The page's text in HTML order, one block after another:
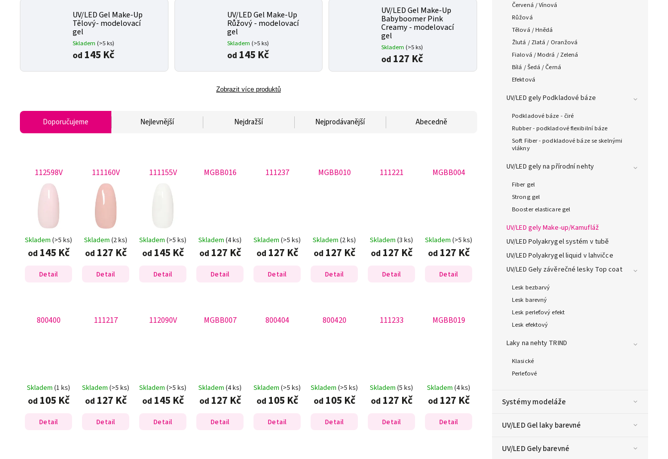
Červená / Vínová
Růžová
Tělová / Hnědá
Žlutá / Zlatá / Oranžová
Fialová / Modrá / Zelená
Bílá / Šedá / Černá
Efektová
UV/LED gely Podkladové báze
Podkladové báze - čiré
Rubber - podkladové flexibilní báze
Soft Fiber - podkladové báze se skelnými
vlákny
UV/LED gely na přírodní nehty
Fiber gel
Strong gel
Booster elasticare gel
UV/LED gely Make-up/Kamufláž
UV/LED Polyakrygel systém v tubě
UV/LED Polyakrygel liquid v lahvičce
UV/LED Gely závěrečné lesky Top coat
Lesk bezbarvý
Lesk barevný
Lesk perleťový efekt
Lesk efektový
Laky na nehty TRIND
Klasické
Perleťové
Systémy modeláže
UV/LED Gel laky barevné
UV/LED Gely barevné
UV/LED Gel Make-Up
Tělový- modelovací
gel
Skladem (>5 ks)
od 145 Kč
UV/LED Gel Make-Up
Růžový - modelovací
gel
Skladem (>5 ks)
od 145 Kč
UV/LED Gel Make-Up
Babyboomer Pink
Creamy - modelovací
gel
Skladem (>5 ks)
od 127 Kč
Zobrazit více produktů
Doporučujeme Nejlevnější Nejdražší Nejprodávanější Abecedně
Skladem (>5 ks)
od 145 Kč
Detail
112598V
Skladem (2 ks)
od 127 Kč
Detail
111160V
Skladem (>5 ks)
od 145 Kč
Detail
111155V
Skladem (4 ks)
od 127 Kč
Detail
MGBB016
Skladem (>5 ks)
od 127 Kč
Detail
111237
Skladem (2 ks)
od 127 Kč
Detail
MGBB010
Skladem (3 ks)
od 127 Kč
Detail
111221
Skladem (>5 ks)
od 127 Kč
Detail
MGBB004
Skladem (1 ks)
od 105 Kč
Detail
800400
Skladem (>5 ks)
od 127 Kč
Detail
111217
Skladem (>5 ks)
od 145 Kč
Detail
112090V
Skladem (4 ks)
od 127 Kč
Detail
MGBB007
Skladem (>5 ks)
od 105 Kč
Detail
800404
Skladem (>5 ks)
od 105 Kč
Detail
800420
Skladem (5 ks)
od 127 Kč
Detail
111233
Skladem (4 ks)
od 127 Kč
Detail
MGBB019